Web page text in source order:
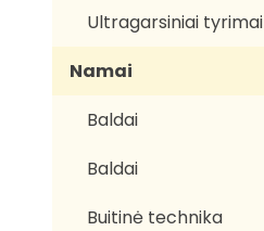
Ultragarsiniai tyrimai
Namai
Baldai
Baldai
Buitinė technika